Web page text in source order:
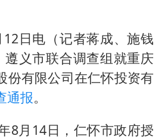
U17国足1分钟轰2球
泰国一女公务员妆容引争议 本人回应
法国将禁止“未经同意的电话营销”
中国养老床位“三连降”
日电（记者蒋成、施钱
遵义市联合调查组就重庆
份有限公司在仁怀投资有
通报。
8月14日，仁怀市政府授